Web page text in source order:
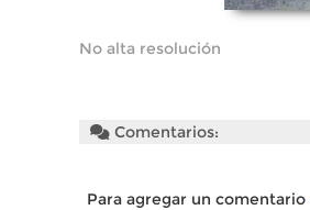
No alta resolución
Comentarios:
Para agregar un comentario